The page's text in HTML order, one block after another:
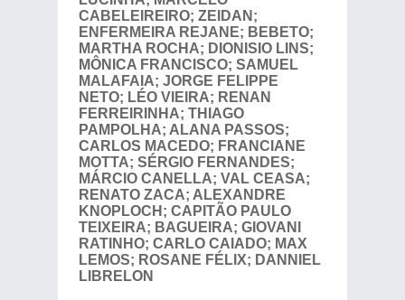
CABELEIREIRO; ZEIDAN;
ENFERMEIRA REJANE; BEBETO;
MARTHA ROCHA; DIONISIO LINS;
MÔNICA FRANCISCO; SAMUEL
MALAFAIA; JORGE FELIPPE
NETO; LÉO VIEIRA; RENAN
FERREIRINHA; THIAGO
PAMPOLHA; ALANA PASSOS;
CARLOS MACEDO; FRANCIANE
MOTTA; SÉRGIO FERNANDES;
MÁRCIO CANELLA; VAL CEASA;
RENATO ZACA; ALEXANDRE
KNOPLOCH; CAPITÃO PAULO
TEIXEIRA; BAGUEIRA; GIOVANI
RATINHO; CARLO CAIADO; MAX
LEMOS; ROSANE FÉLIX; DANNIEL
LIBRELON